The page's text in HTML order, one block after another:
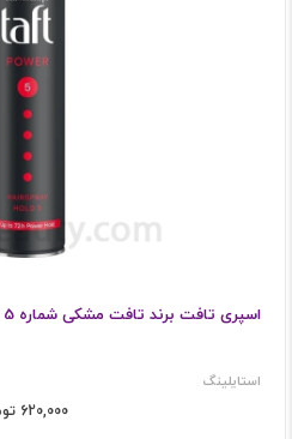
اسپری تافت برند تافت مشکی شماره 5 TAFT SCHWARZKOPF
استایلینگ
620,000 تومان